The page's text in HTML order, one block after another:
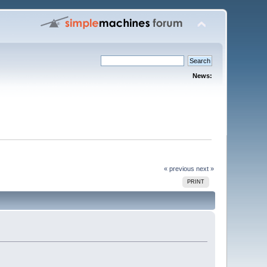
News:
« previous next »
PRINT